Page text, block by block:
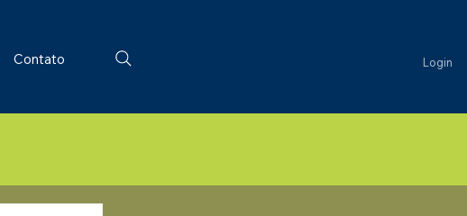
Contato Login